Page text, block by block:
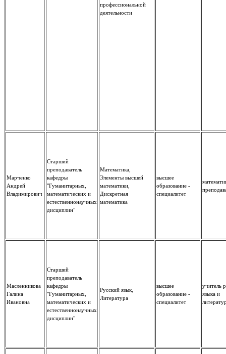
профессиональной
деятельности
Марченко
Андрей
Владимирович
Старший
преподаватель
кафедры
"Гуманитарных,
математических и
естественнонаучных
дисциплин"
Математика,
Элементы высшей
математики,
Дискретная
математика
высшее
образование -
специалитет
Масленникова
Галина
Ивановна
Старший
преподаватель
кафедры
"Гуманитарных,
математических и
естественнонаучных
дисциплин"
Русский язык,
Литература
высшее
образование -
специалитет
учитель
языка и